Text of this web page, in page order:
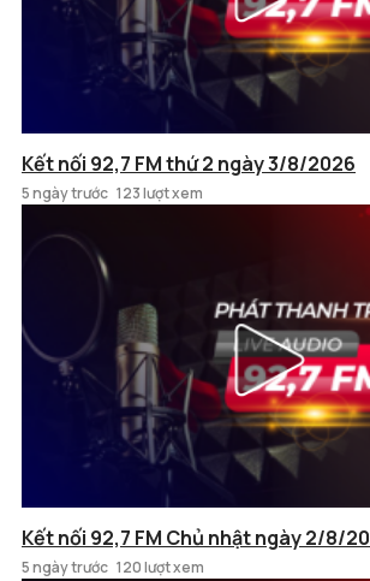
Kết nối 92,7 FM thứ 2 ngày 3/8/2026
5 ngày trước 123 lượt xem
Kết nối 92,7 FM Chủ nhật ngày 2/8/
5 ngày trước 120 lượt xem